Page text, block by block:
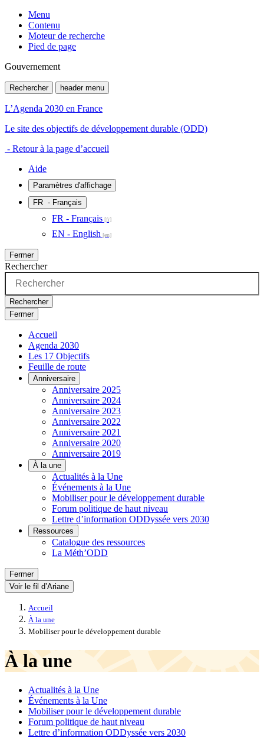
Menu
Contenu
Moteur de recherche
Pied de page
Gouvernement
Rechercher header menu
L’Agenda 2030 en France
Le site des objectifs de développement durable (ODD)
- Retour à la page d’accueil
Aide
Paramètres d'affichage
FR - Français
FR - Français
EN - English
Fermer
Rechercher
Rechercher
Fermer
Accueil
Agenda 2030
Les 17 Objectifs
Feuille de route
Anniversaire
Anniversaire 2025
Anniversaire 2024
Anniversaire 2023
Anniversaire 2022
Anniversaire 2021
Anniversaire 2020
Anniversaire 2019
À la une
Actualités à la Une
Événements à la Une
Mobiliser pour le développement durable
Forum politique de haut niveau
Lettre d’information ODDyssée vers 2030
Ressources
Catalogue des ressources
La Méth’ODD
Fermer
Voir le fil d’Ariane
Accueil
À la une
Mobiliser pour le développement durable
À la une
Actualités à la Une
Événements à la Une
Mobiliser pour le développement durable
Forum politique de haut niveau
Lettre d’information ODDyssée vers 2030